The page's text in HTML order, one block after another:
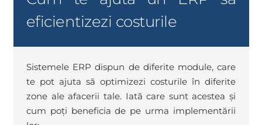
eficientizezi costurile
Sistemele ERP dispun de diferite module, care
te pot ajuta să optimizezi costurile în diferite
zone ale afacerii tale. Iată care sunt acestea și
cum poți beneficia de pe urma implementării